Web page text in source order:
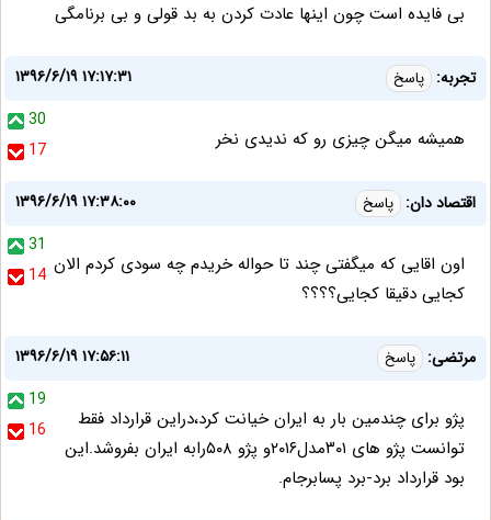
بی فایده است چون اینها عادت کردن به بد قولی و بی برنامگی
تجربه: پاسخ
۱۳۹۶/۶/۱۹ ۱۷:۱۷:۳۱
30
17
همیشه میگن چیزی رو که ندیدی نخر
اقتصاد دان: پاسخ
۱۳۹۶/۶/۱۹ ۱۷:۳۸:۰۰
31
14 اون اقایی که میگفتی چند تا حواله خریدم چه سودی کردم الان
کجایی دقیقا کجایی؟؟؟؟
مرتضی: پاسخ
۱۳۹۶/۶/۱۹ ۱۷:۵۶:۱۱
19
16
پژو برای چندمین بار به ایران خیانت کرد،دراین قرارداد فقط
توانست پژو های ۳۰۱مدل۲۰۱۶و پژو ۵۰۸رابه ایران بفروشد.این
بود قرارداد برد-برد پسابرجام.